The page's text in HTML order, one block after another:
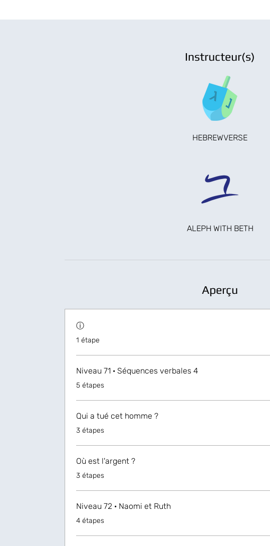
Instructeur(s)
HEBREWVERSE
ALEPH WITH BETH
Aperçu
ⓘ
.1 étape
Niveau 71 · Séquences verbales 4
.
5 étapes
Qui a tué cet homme ?
.
3 étapes
Où est l'argent ?
.
3 étapes
Niveau 72 · Naomi et Ruth
.
4 étapes